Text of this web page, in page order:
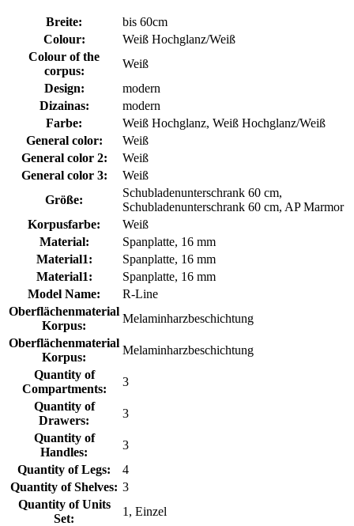
Breite:
bis 60cm
Colour:
Weiß Hochglanz/Weiß
Colour of the
corpus:
Weiß
Design:
modern
Dizainas:
modern
Farbe:
Weiß Hochglanz, Weiß Hochglanz/Weiß
General color:
Weiß
General color 2:
Weiß
General color 3:
Weiß
Größe:
Schubladenunterschrank 60 cm,
Schubladenunterschrank 60 cm, AP Marmor
Korpusfarbe:
Weiß
Material:
Spanplatte, 16 mm
Material1:
Spanplatte, 16 mm
Material1:
Spanplatte, 16 mm
Model Name:
R-Line
Oberflächenmaterial
Korpus:
Melaminharzbeschichtung
Oberflächenmaterial
Korpus:
Melaminharzbeschichtung
Quantity of
Compartments:
3
Quantity of
Drawers:
3
Quantity of
Handles:
3
Quantity of Legs:
4
Quantity of Shelves: 3
Quantity of Units
Set:
1, Einzel